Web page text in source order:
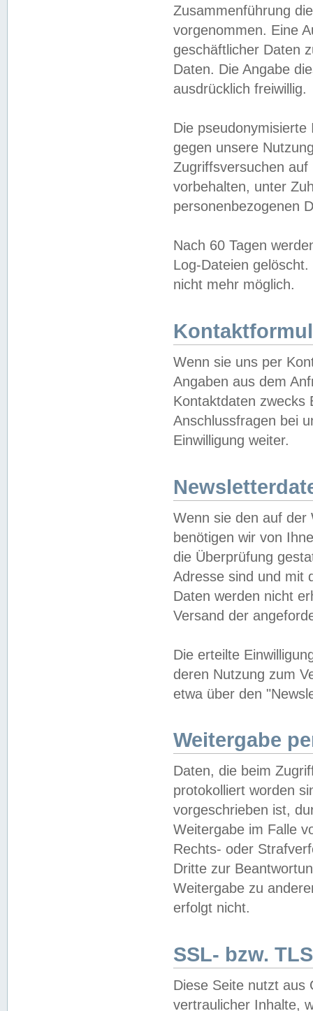
Zusammenführung
vorgenommen. Eine
geschäftlicher Daten
Daten. Die Angabe
ausdrücklich freiwillig.
Die
gegen unsere
Zugriffsversuchen
vorbehalten, unter
personenbezogenen
Nach 60 Tagen
Log-Dateien
nicht mehr möglich.
Wenn sie uns per
Angaben aus dem
Kontaktdaten zwecks
Anschlussfragen bei
Einwilligung weiter.
Wenn sie den auf der
benötigen wir von
die Überprüfung
Adresse sind und mit
Daten werden nicht
Versand der
Die erteilte
deren Nutzung zum
etwa über den
Weitergabe
Daten, die beim
protokolliert worden
vorgeschrieben ist,
Weitergabe im Falle
Rechts- oder
Dritte zur
Weitergabe zu
erfolgt nicht.
SSL- bzw.
Diese Seite nutzt aus
vertraulicher Inhalte,